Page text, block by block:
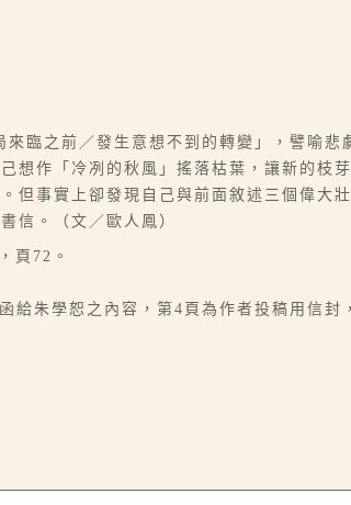
臨之前／發生意想不到的轉變」，譬喻
想作「冷冽的秋風」搖落枯葉，讓新的枝
但事實上卻發現自己與前面敘述三個偉大
信。（文／歐人鳳）
頁72。
朱學恕之內容，第4頁為作者投稿用信封